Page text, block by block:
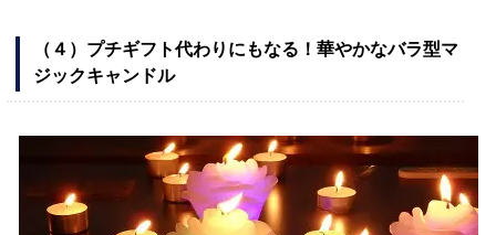
（４）プチギフト代わりにもなる！華やかなバラ型マ
ジックキャンドル